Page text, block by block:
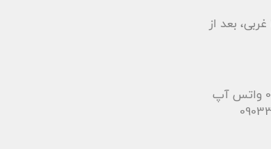
اتوبان باقری، خیابان 196 غربی، بعد از